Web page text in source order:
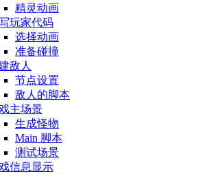
精灵动画
玩家代码
选择动画
准备碰撞
敌人
节点设置
敌人的脚本
主场景
生成怪物
Main 脚本
测试场景
信息显示